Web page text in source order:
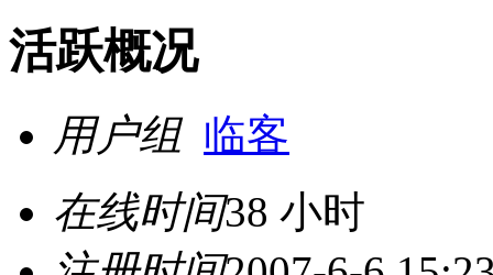
活跃概况
用户组 临客
在线时间38 小时